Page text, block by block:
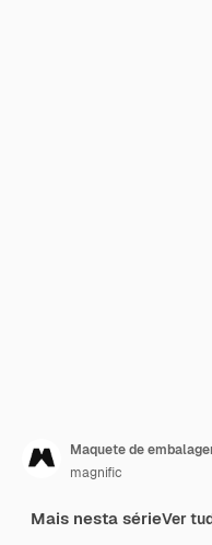
Maquete de
magnific
Mais nesta sérieVer